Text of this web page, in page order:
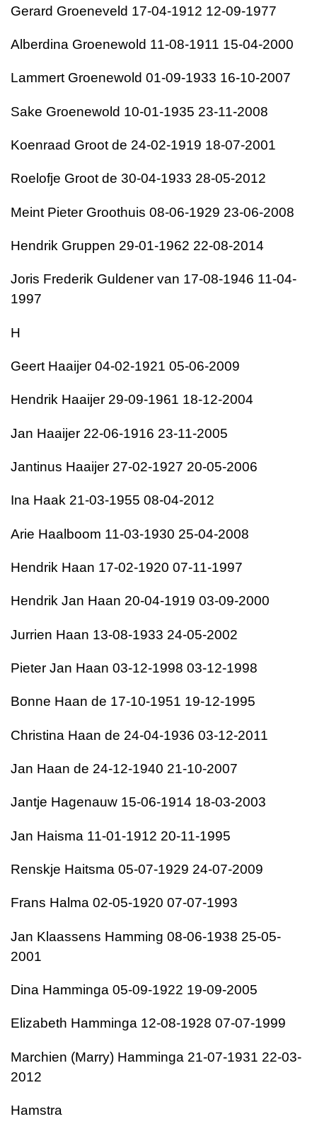
Gerard Groeneveld 17-04-1912 12-09-1977
Alberdina Groenewold 11-08-1911 15-04-2000
Lammert Groenewold 01-09-1933 16-10-2007
Sake Groenewold 10-01-1935 23-11-2008
Koenraad Groot de 24-02-1919 18-07-2001
Roelofje Groot de 30-04-1933 28-05-2012
Meint Pieter Groothuis 08-06-1929 23-06-2008
Hendrik Gruppen 29-01-1962 22-08-2014
Joris Frederik Guldener van 17-08-1946 11-04-
1997
H
Geert Haaijer 04-02-1921 05-06-2009
Hendrik Haaijer 29-09-1961 18-12-2004
Jan Haaijer 22-06-1916 23-11-2005
Jantinus Haaijer 27-02-1927 20-05-2006
Ina Haak 21-03-1955 08-04-2012
Arie Haalboom 11-03-1930 25-04-2008
Hendrik Haan 17-02-1920 07-11-1997
Hendrik Jan Haan 20-04-1919 03-09-2000
Jurrien Haan 13-08-1933 24-05-2002
Pieter Jan Haan 03-12-1998 03-12-1998
Bonne Haan de 17-10-1951 19-12-1995
Christina Haan de 24-04-1936 03-12-2011
Jan Haan de 24-12-1940 21-10-2007
Jantje Hagenauw 15-06-1914 18-03-2003
Jan Haisma 11-01-1912 20-11-1995
Renskje Haitsma 05-07-1929 24-07-2009
Frans Halma 02-05-1920 07-07-1993
Jan Klaassens Hamming 08-06-1938 25-05-
2001
Dina Hamminga 05-09-1922 19-09-2005
Elizabeth Hamminga 12-08-1928 07-07-1999
Marchien (Marry) Hamminga 21-07-1931 22-03-
2012
Hamstra